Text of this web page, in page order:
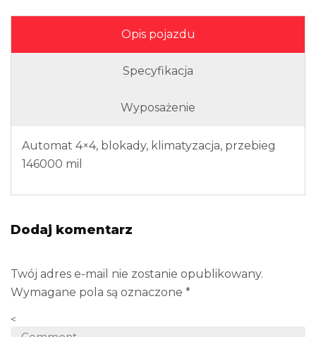
Opis pojazdu
Specyfikacja
Wyposażenie
Automat 4×4, blokady, klimatyzacja, przebieg
146000 mil
Dodaj komentarz
Twój adres e-mail nie zostanie opublikowany.
Wymagane pola są oznaczone *
<